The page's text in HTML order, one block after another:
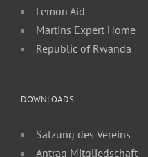
Lemon Aid
Martins Expert Home
Republic of Rwanda
DOWNLOADS
Satzung des Vereins
Antrag Mitgliedschaft